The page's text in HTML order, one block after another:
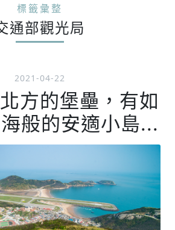
標籤彙整
通部觀光局
2021-04-22
方的堡壘，有如
般的安適小島...